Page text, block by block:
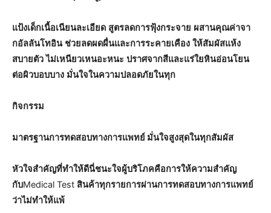
แป้งเด็กเนื้อเนียนละเอียด สูตรลดการฟุ้งกระจาย ผสานคุณค่าจา
กอัลลันโทอิน ช่วยลดผดผื่นและการระคายเคือง ให้สัมผัสแห้ง
สบายตัว ไม่เหนียวเหนอะหนะ ปราศจากสีและแร่ใยหินอ่อนโยน
ต่อผิวบอบบาง มั่นใจในความปลอดภัยในทุก
กิจกรรม
มาตรฐานการทดสอบทางการแพทย์ มั่นใจสูงสุดในทุกสัมผัส
หัวใจสำคัญที่ทำให้ดีนี่ชนะใจผู้บริโภคคือการให้ความสำคัญ
กับMedical Test สินค้าทุกรายการผ่านการทดสอบทางการแพทย์
ว่าไม่ทำให้แพ้